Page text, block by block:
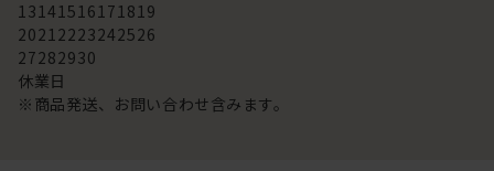
13141516171819
20212223242526
27282930
休業日
※商品発送、お問い合わせ含みます。